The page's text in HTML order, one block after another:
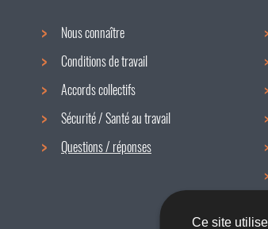
Ce site
Menu
de
navigation
Nous connaître
Conditions de travail
Accords collectifs
Sécurité / Santé au travail
Questions / réponses